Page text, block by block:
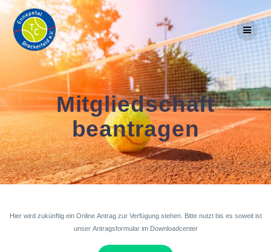
Mitgliedschaft
beantragen
Hier wird zukünftig ein Online Antrag zur Verfügung stehen. Bitte nutzt bis es soweit ist
unser Antragsformular im Downloadcenter